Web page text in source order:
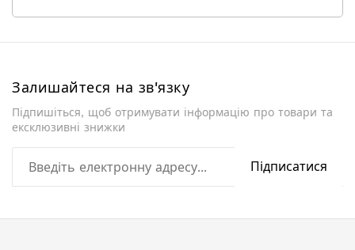
Залишайтеся на зв'язку
Підпишіться, щоб отримувати інформацію про товари та
ексклюзивні знижки
Підписатися